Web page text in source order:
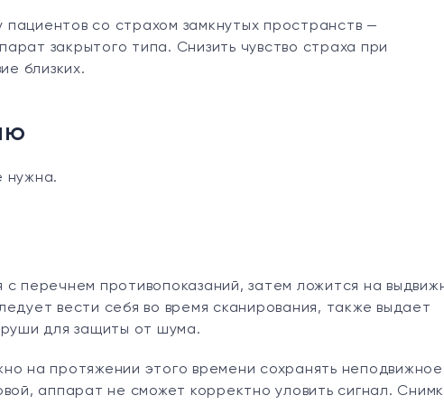
со страхом замкнутых пространств —
закрытого типа. Снизить чувство страха при
близких.
нужна.
с перечнем противопоказаний, затем ложится на
вести себя во время сканирования, также выдает
для защиты от шума.
на протяжении этого времени сохранять неподвижное
аппарат не сможет корректно уловить сигнал.